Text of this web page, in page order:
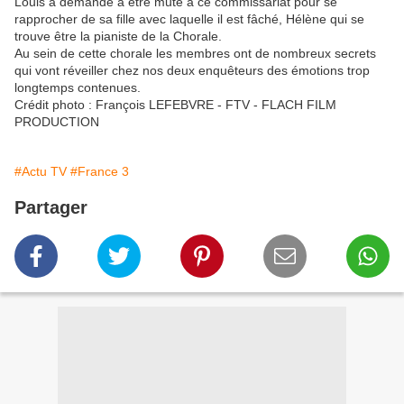
rapprocher de sa fille avec laquelle il est fâché, Hélène qui se
trouve être la pianiste de la Chorale.
Au sein de cette chorale les membres ont de nombreux secrets
qui vont réveiller chez nos deux enquêteurs des émotions trop
longtemps contenues.
Crédit photo : François LEFEBVRE - FTV - FLACH FILM
PRODUCTION
#Actu TV #France 3
Partager